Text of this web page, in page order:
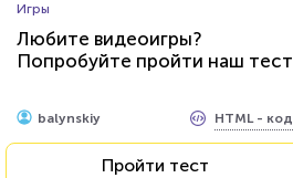
Угадай футболиста по фото!
Пройти тест
Игры
Любите видеоигры?
Попробуйте пройти наш тест
balynskiy HTML - код
Пройти тест